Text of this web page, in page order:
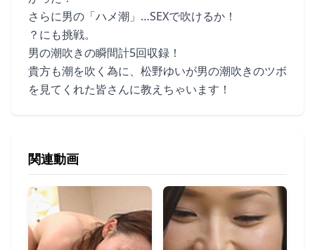
さらに男の「ハメ潮」…SEXで吹けるか！
？にも挑戦。
男の潮吹きの瞬間計5回収録！
貴方も潮を吹く為に、松野ゆいが男の潮吹きのツボ
を見てくれた皆さんに教えちゃいます！
関連動画